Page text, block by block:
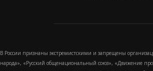
В России признаны экстремистскими и запрещены
народа», «Русский общенациональный союз», «Движение